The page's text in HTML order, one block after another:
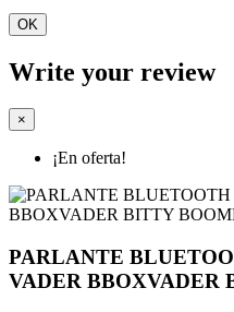
OK
Write your review
×
¡En oferta!
PARLANTE
VADER BBOXVADER